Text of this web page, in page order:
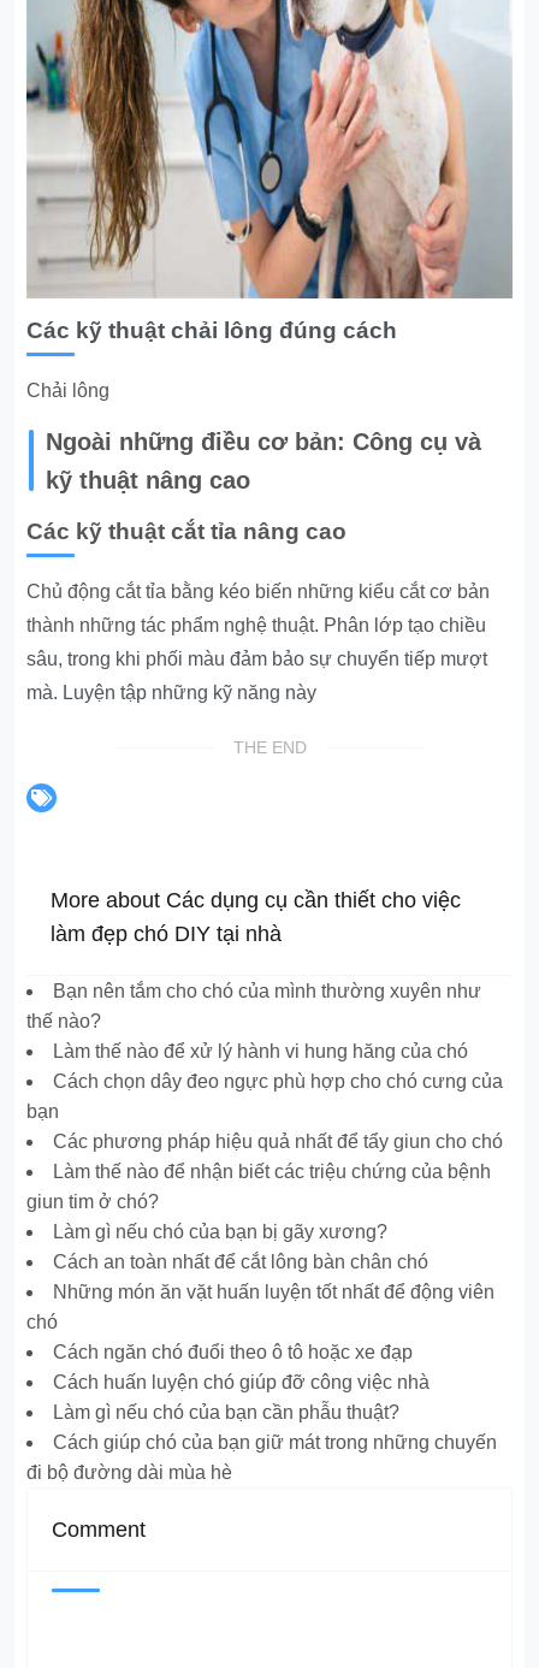
Các kỹ thuật chải lông đúng cách
Chải lông
Ngoài những điều cơ bản: Công cụ và
kỹ thuật nâng cao
Các kỹ thuật cắt tỉa nâng cao
Chủ động cắt tỉa bằng kéo biến những kiểu cắt cơ bản
thành những tác phẩm nghệ thuật. Phân lớp tạo chiều
sâu, trong khi phối màu đảm bảo sự chuyển tiếp mượt
mà. Luyện tập những kỹ năng này
THE END
More about Các dụng cụ cần thiết cho việc
làm đẹp chó DIY tại nhà
Bạn nên tắm cho chó của mình thường xuyên như
thế nào?
Làm thế nào để xử lý hành vi hung hăng của chó
Cách chọn dây đeo ngực phù hợp cho chó cưng của
bạn
Các phương pháp hiệu quả nhất để tẩy giun cho chó
Làm thế nào để nhận biết các triệu chứng của bệnh
giun tim ở chó?
Làm gì nếu chó của bạn bị gãy xương?
Cách an toàn nhất để cắt lông bàn chân chó
Những món ăn vặt huấn luyện tốt nhất để động viên
chó
Cách ngăn chó đuổi theo ô tô hoặc xe đạp
Cách huấn luyện chó giúp đỡ công việc nhà
Làm gì nếu chó của bạn cần phẫu thuật?
Cách giúp chó của bạn giữ mát trong những chuyến
đi bộ đường dài mùa hè
Comment